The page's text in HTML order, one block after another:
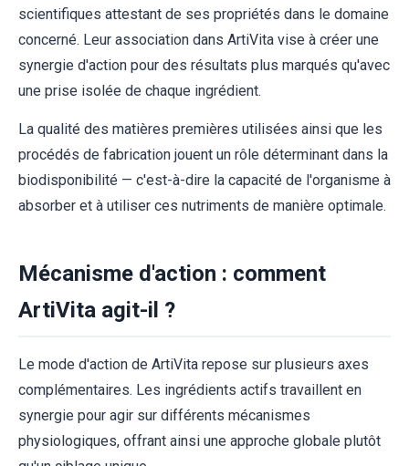
scientifiques attestant de ses propriétés dans le domaine
concerné. Leur association dans ArtiVita vise à créer une
synergie d'action pour des résultats plus marqués qu'avec
une prise isolée de chaque ingrédient.
La qualité des matières premières utilisées ainsi que les
procédés de fabrication jouent un rôle déterminant dans la
biodisponibilité — c'est-à-dire la capacité de l'organisme à
absorber et à utiliser ces nutriments de manière optimale.
Mécanisme d'action : comment
ArtiVita agit-il ?
Le mode d'action de ArtiVita repose sur plusieurs axes
complémentaires. Les ingrédients actifs travaillent en
synergie pour agir sur différents mécanismes
physiologiques, offrant ainsi une approche globale plutôt